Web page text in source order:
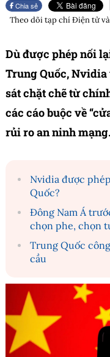
Chia sẻ
Theo dõi tạp chíĐiện tử
Dù được phép nối
Trung Quốc,
sát chặt chẽ từ
các cáo buộc về
rủi ro an ninh mạng.
Nvidia được
Quốc?
Đông Nam Á
chọn phe, chọn
Trung Quốc
cầu